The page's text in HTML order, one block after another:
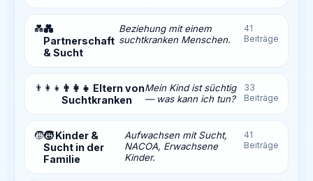
💑💑
Partnerschaft
& Sucht
Beziehung mit einem
suchtkranken Menschen.
41
Beiträge
👨‍👩‍👧 👨‍👩‍👧 Eltern von
Suchtkranken
Mein Kind ist süchtig
— was kann ich tun?
33
Beiträge
🧒🧒 Kinder &
Sucht in der
Familie
Aufwachsen mit Sucht,
NACOA, Erwachsene
Kinder.
41
Beiträge